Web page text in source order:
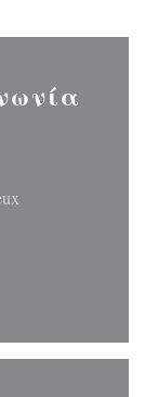
((ανοίγει σε
σε νέο